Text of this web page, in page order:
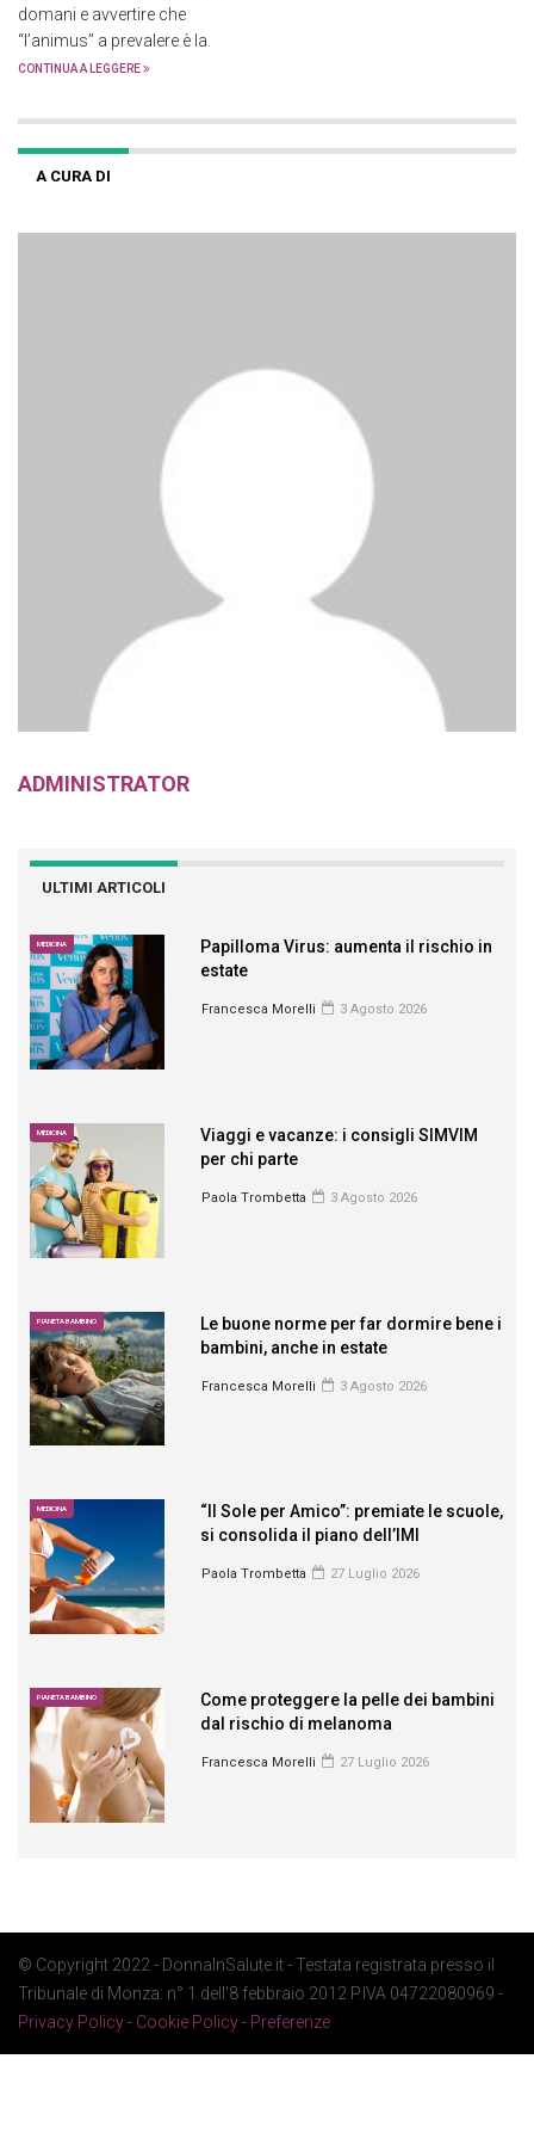
domani e avvertire che
“l’animus” a prevalere è la.
CONTINUA A LEGGERE
A CURA DI
ADMINISTRATOR
ULTIMI ARTICOLI
MEDICINA
Papilloma Virus: aumenta il rischio in
estate
Francesca Morelli 3 Agosto 2026
MEDICINA
Viaggi e vacanze: i consigli SIMVIM
per chi parte
Paola Trombetta 3 Agosto 2026
PIANETA BAMBINO
Le buone norme per far dormire bene i
bambini, anche in estate
Francesca Morelli 3 Agosto 2026
MEDICINA
“Il Sole per Amico”: premiate le scuole,
si consolida il piano dell’IMI
Paola Trombetta 27 Luglio 2026
PIANETA BAMBINO
Come proteggere la pelle dei bambini
dal rischio di melanoma
Francesca Morelli 27 Luglio 2026
© Copyright 2022 - DonnaInSalute.it - Testata registrata presso il
Tribunale di Monza: n° 1 dell'8 febbraio 2012 P.IVA 04722080969 -
Privacy Policy- Cookie Policy- Preferenze